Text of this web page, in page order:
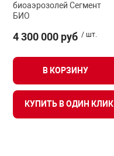
биоаэрозолей Сегмент
БИО
4 300 000 руб / шт.
В КОРЗИНУ
КУПИТЬ В ОДИН КЛИК